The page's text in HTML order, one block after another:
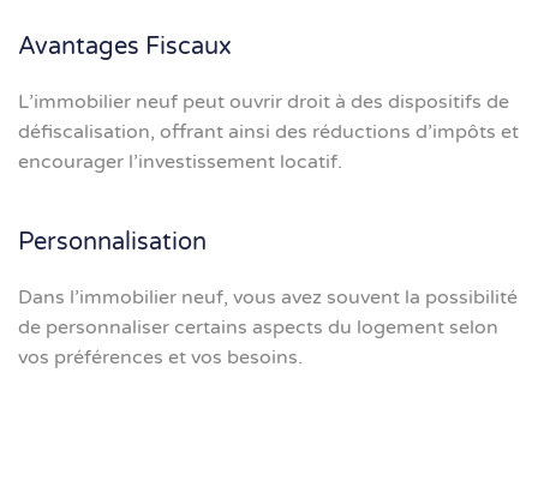
Avantages Fiscaux
L’immobilier neuf peut ouvrir droit à des dispositifs de
défiscalisation, offrant ainsi des réductions d’impôts et
encourager l’investissement locatif.
Personnalisation
Dans l’immobilier neuf, vous avez souvent la possibilité
de personnaliser certains aspects du logement selon
vos préférences et vos besoins.